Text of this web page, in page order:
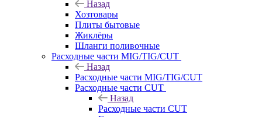
Назад
Хозтовары
Плиты бытовые
Жиклёры
Шланги поливочные
Расходные части MIG/TIG/CUT
Назад
Расходные части MIG/TIG/CUT
Расходные части CUT
Назад
Расходные части CUT